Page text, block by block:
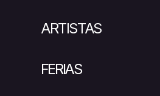
ARTISTAS
FERIAS